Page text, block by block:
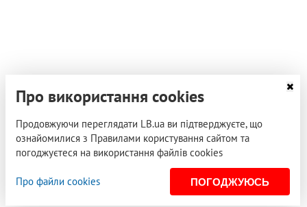
Про використання cookies
Продовжуючи переглядати LB.ua ви підтверджуєте, що
ознайомилися з Правилами користування сайтом та
погоджуєтеся на використання файлів cookies
Про файли cookies ПОГОДЖУЮСЬ